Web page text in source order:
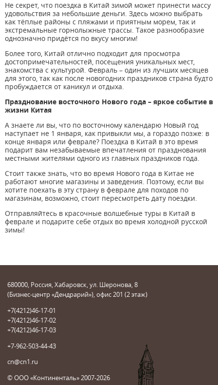
Не секрет, что поездка в Китай зимой может принести массу
удовольствия за небольшие деньги. Здесь можно выбрать
как тёплые районы с пляжами и приятным морем, так и
экстремальные горнолыжные трассы. Такое разнообразие
однозначно придётся по вкусу многим!
Более того, Китай отлично подходит для просмотра
достопримечательностей, посещения уникальных мест,
знакомства с культурой. Февраль – один из лучших месяцев
для этого, так как после новогодних праздников страна будто
пробуждается от каникул и отдыха.
Празднование восточного Нового года – яркое событие в
жизни Китая
А знаете ли вы, что по восточному календарю Новый год
наступает не 1 января, как привыкли мы, а гораздо позже: в
конце января или феврале? Поездка в Китай в это время
подарит вам незабываемые впечатления от празднования
местными жителями одного из главных праздников года.
Стоит также знать, что во время Нового года в Китае не
работают многие магазины и заведения. Поэтому, если вы
хотите поехать в эту страну в феврале для походов по
магазинам, возможно, стоит пересмотреть дату поездки.
Отправляйтесь в красочные волшебные туры в Китай в
феврале и подарите себе отдых во время холодной русской
зимы!
680000, Россия, Хабаровск, ул. Шеронова, 8
(Бизнес-центр «Дендрарий»), офис 201 (2 этаж)
+7(4212)46-17-01
+7(4212)46-17-02
+7(4212)46-17-03
+7-962-503-44-43
cn@cn1.ru
© ООО «Континенталь» 2007-2026